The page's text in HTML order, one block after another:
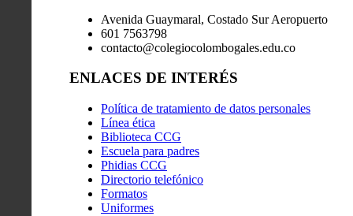
Avenida Guaymaral, Costado Sur Aeropuerto
601 7563798
contacto@colegiocolombogales.edu.co
ENLACES DE INTERÉS
Política de tratamiento de datos personales
Línea ética
Biblioteca CCG
Escuela para padres
Phidias CCG
Directorio telefónico
Formatos
Uniformes